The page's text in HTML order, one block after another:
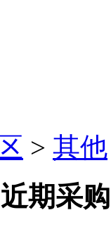
> 其他
近期采购